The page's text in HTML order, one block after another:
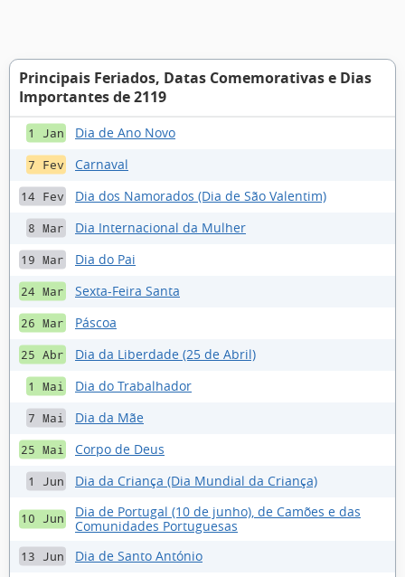
Principais Feriados, Datas Comemorativas e Dias
Importantes de 2119
1 Jan Dia de Ano Novo
7 Fev Carnaval
14 Fev Dia dos Namorados (Dia de São Valentim)
8 Mar Dia Internacional da Mulher
19 Mar Dia do Pai
24 Mar Sexta-Feira Santa
26 Mar Páscoa
25 Abr Dia da Liberdade (25 de Abril)
1 Mai Dia do Trabalhador
7 Mai Dia da Mãe
25 Mai Corpo de Deus
1 Jun Dia da Criança (Dia Mundial da Criança)
10 Jun
Dia de Portugal (10 de junho), de Camões e das
Comunidades Portuguesas
13 Jun Dia de Santo António